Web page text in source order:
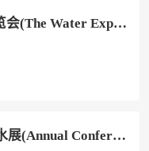
美国水展览会(The Water Expo)2026展位图与展位申请
2027美国水展(Annual Conference and Exposition)时间表及地点